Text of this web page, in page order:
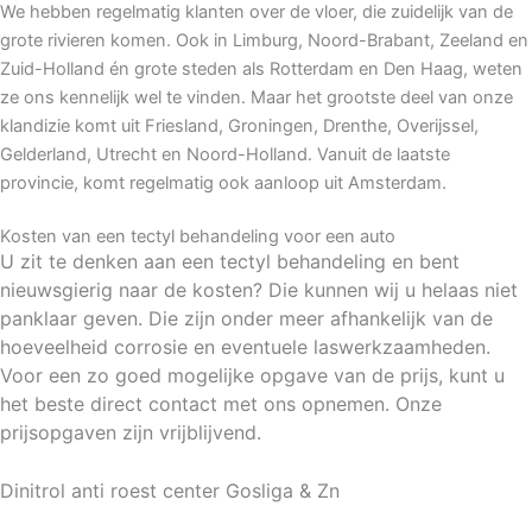
We hebben regelmatig klanten over de vloer, die zuidelijk van de
grote rivieren komen. Ook in Limburg, Noord-Brabant, Zeeland en
Zuid-Holland én grote steden als Rotterdam en Den Haag, weten
ze ons kennelijk wel te vinden. Maar het grootste deel van onze
klandizie komt uit Friesland, Groningen, Drenthe, Overijssel,
Gelderland, Utrecht en Noord-Holland. Vanuit de laatste
provincie, komt regelmatig ook aanloop uit Amsterdam.
Kosten van een tectyl behandeling voor een auto
U zit te denken aan een tectyl behandeling en bent
nieuwsgierig naar de kosten? Die kunnen wij u helaas niet
panklaar geven. Die zijn onder meer afhankelijk van de
hoeveelheid corrosie en eventuele laswerkzaamheden.
Voor een zo goed mogelijke opgave van de prijs, kunt u
het beste direct contact met ons opnemen. Onze
prijsopgaven zijn vrijblijvend.
Dinitrol anti roest center Gosliga & Zn